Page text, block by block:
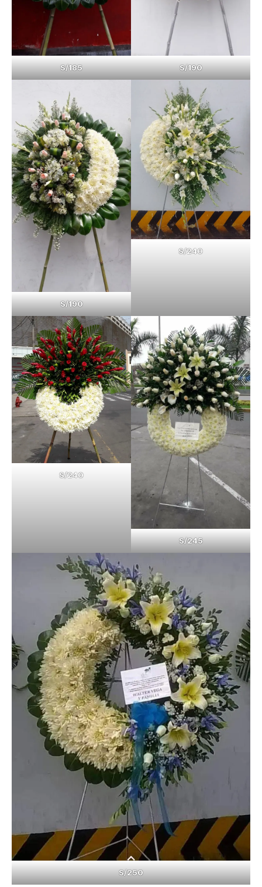
S/185 S/190
S/190
S/240
S/240
S/245
S/250